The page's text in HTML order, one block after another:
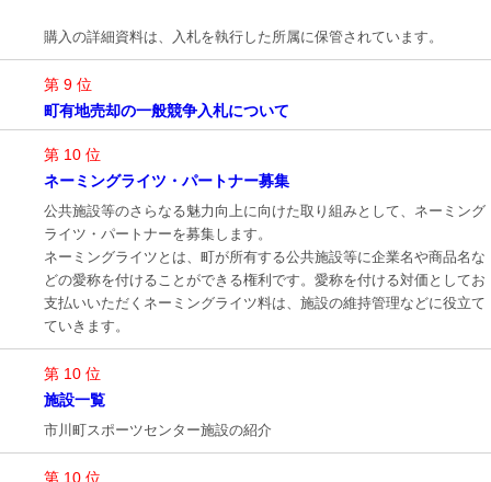
購入の詳細資料は、入札を執行した所属に保管されています。
第 9 位
町有地売却の一般競争入札について
第 10 位
ネーミングライツ・パートナー募集
公共施設等のさらなる魅力向上に向けた取り組みとして、ネーミング
ライツ・パートナーを募集します。
ネーミングライツとは、町が所有する公共施設等に企業名や商品名な
どの愛称を付けることができる権利です。愛称を付ける対価としてお
支払いいただくネーミングライツ料は、施設の維持管理などに役立て
ていきます。
第 10 位
施設一覧
市川町スポーツセンター施設の紹介
第 10 位